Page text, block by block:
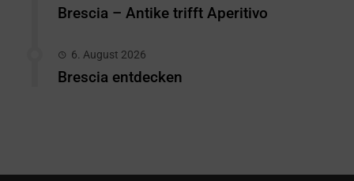
Brescia – Antike trifft Aperitivo
6. August 2026
Brescia entdecken